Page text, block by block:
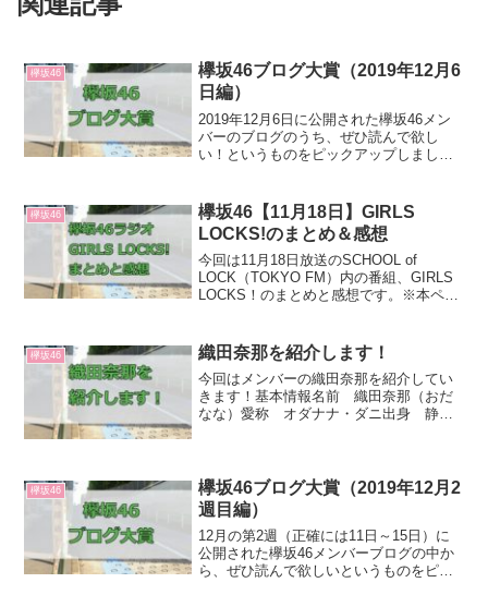
欅坂46
欅坂46ブログ大賞（2019年12月6
日編）
2019年12月6日に公開された欅坂46メン
バーのブログのうち、ぜひ読んで欲し
い！というものをピックアップしまし
の日は「もんちゃん」こと鈴本美愉の誕
生日でし...
欅坂46
欅坂46【11月18日】GIRLS
LOCKS!のまとめ＆感想
今回は11月18日放送のSCHOOL of
LOCK（TOKYO FM）内の番組、GIRLS
LOCKS！のまとめと感想です。※本ペー
曲：避雷針（欅坂46）SOLは書きお...
欅坂46 織田奈那を紹介します！
今回はメンバーの織田奈那を紹介してい
きます！基本情報名前 織田奈那（おだ
なな）愛称 オダナナ・ダニ出身 静岡
の思い切りのいい発...
欅坂46
欅坂46ブログ大賞（2019年12月2
週目編）
12月の第2週（正確には11日～15日）に
公開された欅坂46メンバーブログの中か
ら、ぜひ読んで欲しいというものをピッ